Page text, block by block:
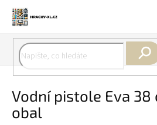
obsah
Vodní pistole Eva 38
obal